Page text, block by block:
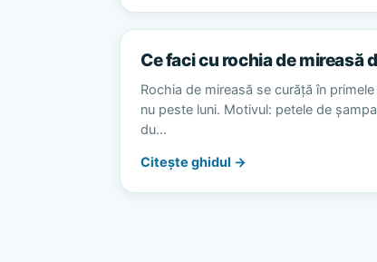
Ce faci cu rochia de mireasă
Rochia de mireasă se curăță în
nu peste luni. Motivul: petele de
du…
Citește ghidul →